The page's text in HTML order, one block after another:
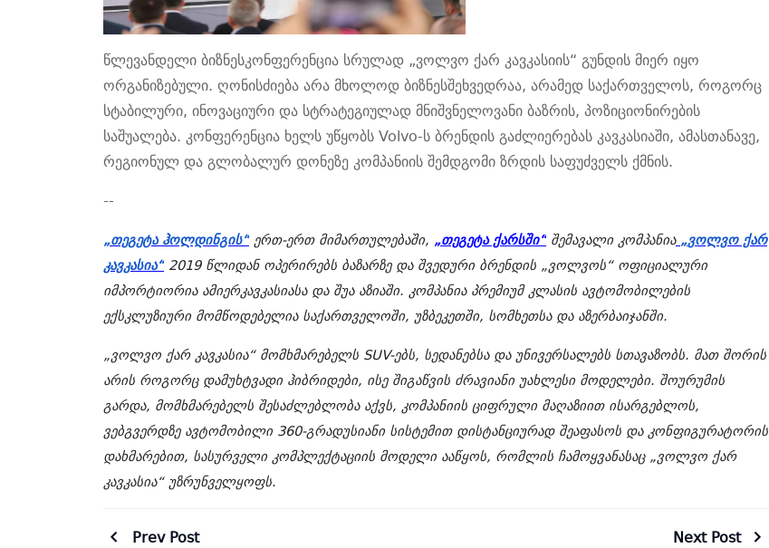
წლევანდელი ბიზნესკონფერენცია სრულად „ვოლვო ქარ კავკასიის“ გუნდის მიერ იყო
ორგანიზებული. ღონისძიება არა მხოლოდ ბიზნესშეხვედრაა, არამედ საქართველოს, როგორც
სტაბილური, ინოვაციური და სტრატეგიულად მნიშვნელოვანი ბაზრის, პოზიციონირების
საშუალება. კონფერენცია ხელს უწყობს Volvo-ს ბრენდის გაძლიერებას კავკასიაში, ამასთანავე,
რეგიონულ და გლობალურ დონეზე კომპანიის შემდგომი ზრდის საფუძველს ქმნის.
--
„თეგეტა ჰოლდინგის“ ერთ-ერთ მიმართულებაში, „თეგეტა ქარსში“ შემავალი კომპანია „ვოლვო ქარ
კავკასია“ 2019 წლიდან ოპერირებს ბაზარზე და შვედური ბრენდის „ვოლვოს“ ოფიციალური
იმპორტიორია ამიერკავკასიასა და შუა აზიაში. კომპანია პრემიუმ კლასის ავტომობილების
ექსკლუზიური მომწოდებელია საქართველოში, უზბეკეთში, სომხეთსა და აზერბაიჯანში.
„ვოლვო ქარ კავკასია“ მომხმარებელს SUV-ებს, სედანებსა და უნივერსალებს სთავაზობს. მათ შორის
არის როგორც დამუხტვადი ჰიბრიდები, ისე შიგაწვის ძრავიანი უახლესი მოდელები. შოურუმის
გარდა, მომხმარებელს შესაძლებლობა აქვს, კომპანიის ციფრული მაღაზიით ისარგებლოს,
ვებგვერდზე ავტომობილი 360-გრადუსიანი სისტემით დისტანციურად შეაფასოს და კონფიგურატორის
დახმარებით, სასურველი კომპლექტაციის მოდელი ააწყოს, რომლის ჩამოყვანასაც „ვოლვო ქარ
კავკასია“ უზრუნველყოფს.
Prev Post Next Post